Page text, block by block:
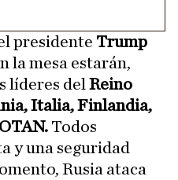
presidente Trump
la mesa estarán,
líderes del Reino
Italia, Finlandia,
Todos
y una seguridad
Rusia ataca